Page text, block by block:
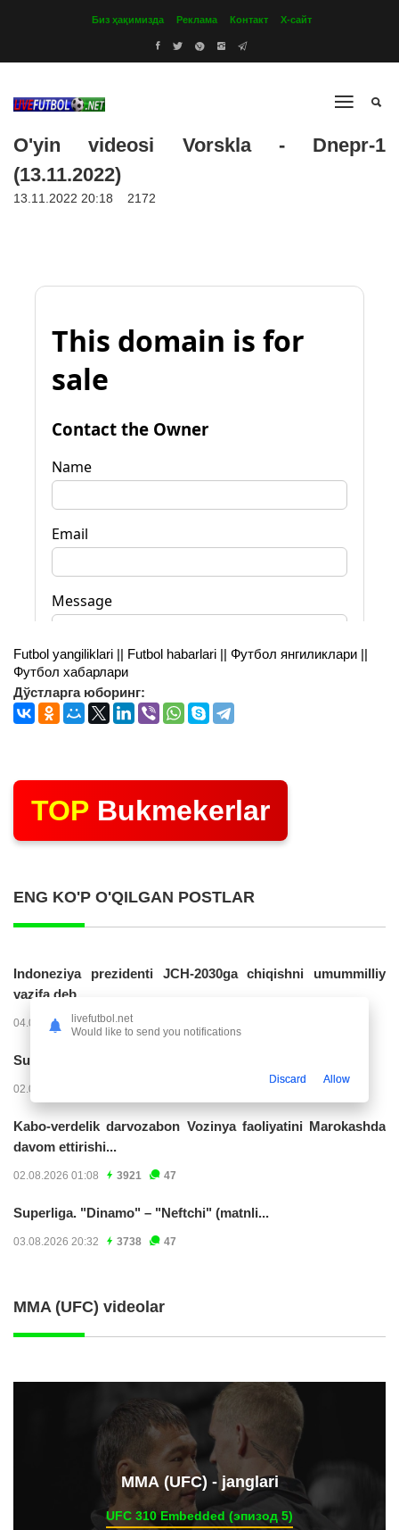
Биз ҳақимизда Реклама Контакт Х-сайт
O'yin videosi Vorskla - Dnepr-1
(13.11.2022)
13.11.2022 20:18 2172
Futbol yangiliklari || Futbol habarlari || Футбол янгиликлари ||
Футбол хабарлари
Дўстларга юборинг:
TOP Bukmekerlar
ENG KO'P O'QILGAN POSTLAR
Indoneziya prezidenti JCH-2030ga chiqishni umummilliy
vazifa deb...
04.08.2026 02:11 14247
Superliga. “Buxoro” - “Lokomotiv”...
02.08.2026 03:08
Kabo-verdelik darvozabon Vozinya faoliyatini Marokashda
davom ettirishi...
02.08.2026 01:08 3921 47
Superliga. "Dinamo" – "Neftchi" (matnli...
03.08.2026 20:32 3738 47
MMA (UFC) videolar
ММА (UFC) - janglari
UFC 310 Embedded (эпизод 5)
livefutbol.net
Would like to send you notifications
Discard Allow